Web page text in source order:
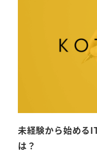
未経験から始める
は？